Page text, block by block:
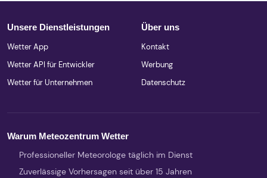
Unsere Dienstleistungen
Wetter App
Wetter API für Entwickler
Wetter für Unternehmen
Über uns
Kontakt
Werbung
Datenschutz
Warum Meteozentrum Wetter
Professioneller Meteorologe täglich im Dienst
Zuverlässige Vorhersagen seit über 15 Jahren